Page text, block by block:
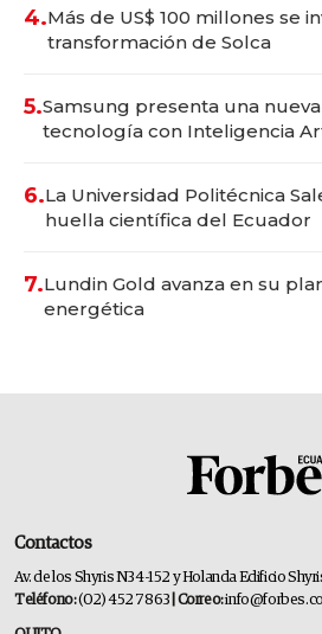
4.Más de US$ 100 millones se
transformación de Solca
5.Samsung presenta una
tecnología con Inteligencia
6.La Universidad Politécnica
huella científica del Ecuador
7.Lundin Gold avanza en su
energética
Contactos
Av. de los Shyris N34-152 y Holanda Edificio
Teléfono:(02) 452 7863 | Correo: